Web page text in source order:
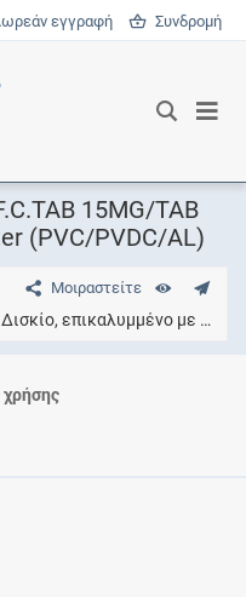
εγγραφή Συνδρομή
15MG/TAB
(PVC/PVDC/AL)
Μοιραστείτε
Δισκίο, επικαλυμμένο με υμένιο
χρήσης